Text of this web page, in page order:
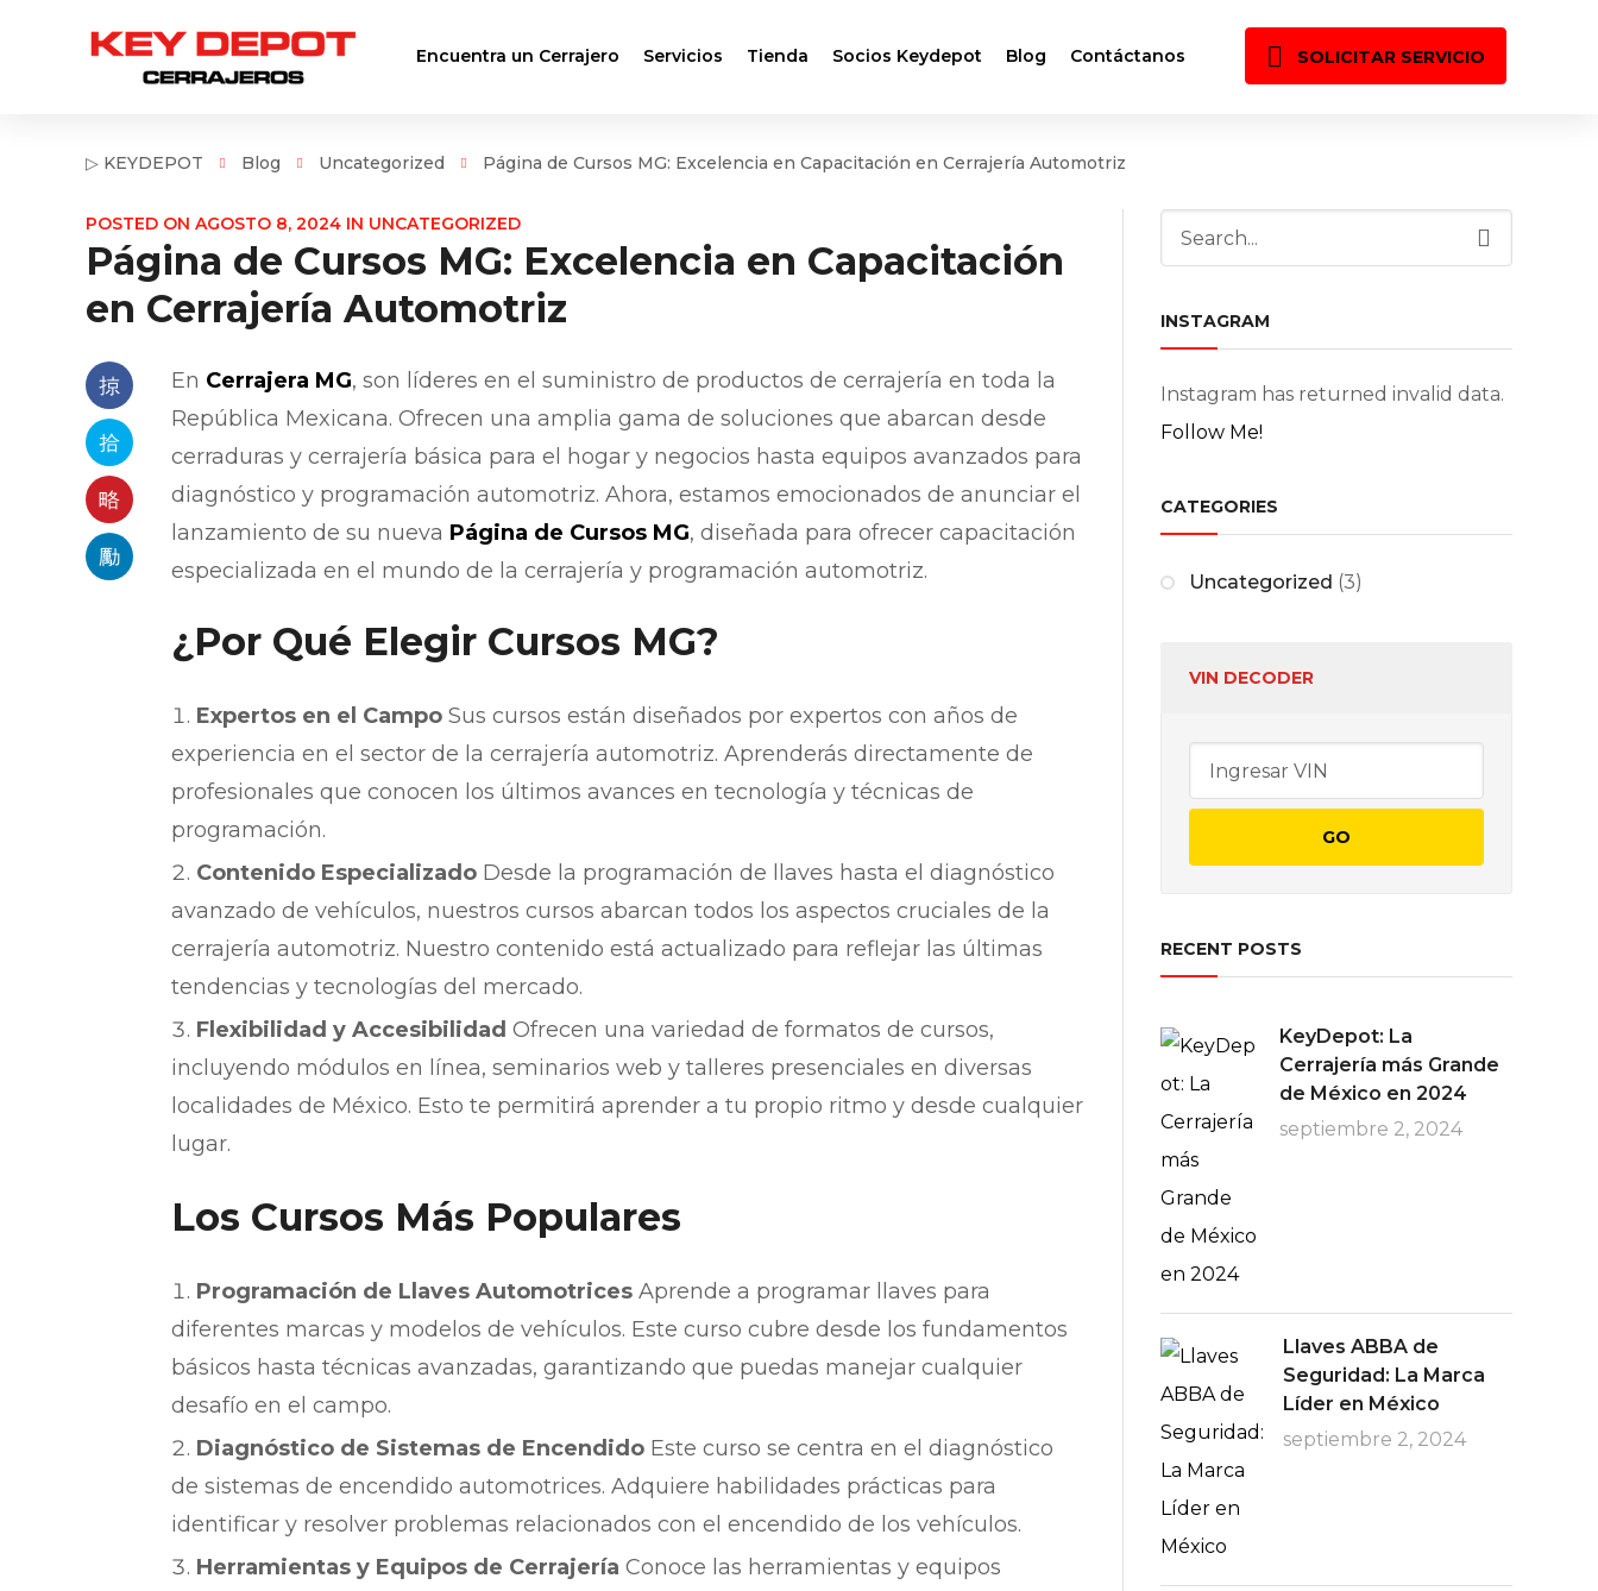
Encuentra un Cerrajero Servicios Tienda Socios Keydepot Blog Contáctanos SOLICITAR SERVICIO
▷ KEYDEPOT Blog Uncategorized Página de Cursos MG: Excelencia en Capacitación en Cerrajería Automotriz
POSTED ON AGOSTO 8, 2024 IN UNCATEGORIZED
Página de Cursos MG: Excelencia en Capacitación
en Cerrajería Automotriz
En Cerrajera MG, son líderes en el suministro de productos de cerrajería en toda la
República Mexicana. Ofrecen una amplia gama de soluciones que abarcan desde
cerraduras y cerrajería básica para el hogar y negocios hasta equipos avanzados para
diagnóstico y programación automotriz. Ahora, estamos emocionados de anunciar el
lanzamiento de su nueva Página de Cursos MG, diseñada para ofrecer capacitación
especializada en el mundo de la cerrajería y programación automotriz.
¿Por Qué Elegir Cursos MG?
Expertos en el Campo Sus cursos están diseñados por expertos con años de
experiencia en el sector de la cerrajería automotriz. Aprenderás directamente de
profesionales que conocen los últimos avances en tecnología y técnicas de
programación.
Contenido Especializado Desde la programación de llaves hasta el diagnóstico
avanzado de vehículos, nuestros cursos abarcan todos los aspectos cruciales de la
cerrajería automotriz. Nuestro contenido está actualizado para reflejar las últimas
tendencias y tecnologías del mercado.
Flexibilidad y Accesibilidad Ofrecen una variedad de formatos de cursos,
incluyendo módulos en línea, seminarios web y talleres presenciales en diversas
localidades de México. Esto te permitirá aprender a tu propio ritmo y desde cualquier
lugar.
Los Cursos Más Populares
Programación de Llaves Automotrices Aprende a programar llaves para
diferentes marcas y modelos de vehículos. Este curso cubre desde los fundamentos
básicos hasta técnicas avanzadas, garantizando que puedas manejar cualquier
desafío en el campo.
Diagnóstico de Sistemas de Encendido Este curso se centra en el diagnóstico
de sistemas de encendido automotrices. Adquiere habilidades prácticas para
identificar y resolver problemas relacionados con el encendido de los vehículos.
Herramientas y Equipos de Cerrajería Conoce las herramientas y equipos
INSTAGRAM
Instagram has returned invalid data.
Follow Me!
CATEGORIES
Uncategorized (3)
VIN DECODER
RECENT POSTS
KeyDepot: La
Cerrajería más Grande
de México en 2024
septiembre 2, 2024
Llaves ABBA de
Seguridad: La Marca
Líder en México
septiembre 2, 2024